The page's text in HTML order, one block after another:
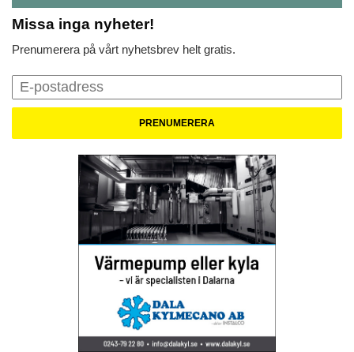
Missa inga nyheter!
Prenumerera på vårt nyhetsbrev helt gratis.